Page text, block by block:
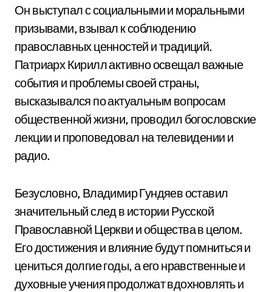
Он выступал с социальными и моральными
призывами, взывал к соблюдению
православных ценностей и традиций.
Патриарх Кирилл активно освещал важные
события и проблемы своей страны,
высказывался по актуальным вопросам
общественной жизни, проводил богословские
лекции и проповедовал на телевидении и
радио.
Безусловно, Владимир Гундяев оставил
значительный след в истории Русской
Православной Церкви и общества в целом.
Его достижения и влияние будут помниться и
цениться долгие годы, а его нравственные и
духовные учения продолжат вдохновлять и